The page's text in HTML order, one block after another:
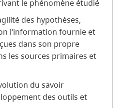
le phénomène étudié
des hypothèses,
l’information fournie et
dans son propre
les sources primaires et
du savoir
des outils et